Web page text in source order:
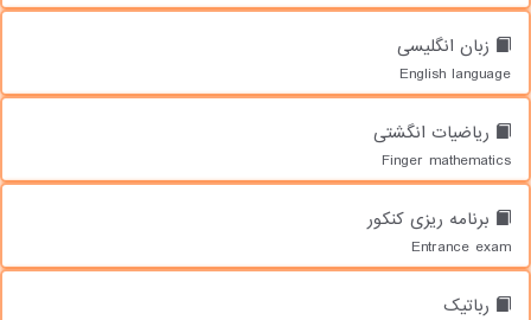
زبان انگلیسی
English language
ریاضیات انگشتی
Finger mathematics
برنامه ریزی کنکور
Entrance exam
رباتیک